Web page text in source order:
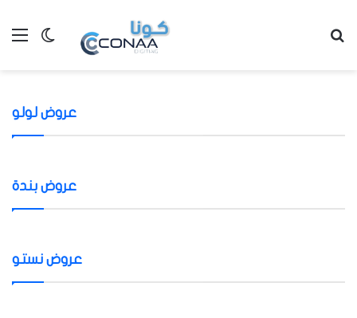
Menu Switch skin
عروض لولو
عروض بندة
عروض نستو